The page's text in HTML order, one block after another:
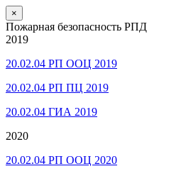
×
Пожарная безопасность РПД
2019
20.02.04 РП ООЦ 2019
20.02.04 РП ПЦ 2019
20.02.04 ГИА 2019
2020
20.02.04 РП ООЦ 2020